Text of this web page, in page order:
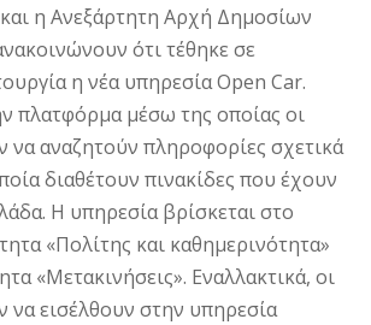
η Ανεξάρτητη Αρχή Δημοσίων
ότι τέθηκε σε
η νέα υπηρεσία Open Car.
πλατφόρμα μέσω της οποίας οι
να αναζητούν πληροφορίες σχετικά
διαθέτουν πινακίδες που έχουν
Η υπηρεσία βρίσκεται στο
«Πολίτης και καθημερινότητα»
«Μετακινήσεις». Εναλλακτικά, οι
να εισέλθουν στην υπηρεσία